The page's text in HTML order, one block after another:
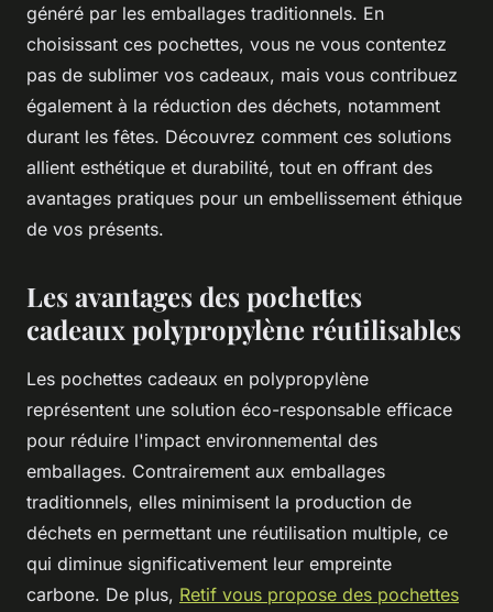
généré par les emballages traditionnels. En
choisissant ces pochettes, vous ne vous contentez
pas de sublimer vos cadeaux, mais vous contribuez
également à la réduction des déchets, notamment
durant les fêtes. Découvrez comment ces solutions
allient esthétique et durabilité, tout en offrant des
avantages pratiques pour un embellissement éthique
de vos présents.
Les avantages des pochettes
cadeaux polypropylène réutilisables
Les pochettes cadeaux en polypropylène
représentent une solution éco-responsable efficace
pour réduire l'impact environnemental des
emballages. Contrairement aux emballages
traditionnels, elles minimisent la production de
déchets en permettant une réutilisation multiple, ce
qui diminue significativement leur empreinte
carbone. De plus, Retif vous propose des pochettes